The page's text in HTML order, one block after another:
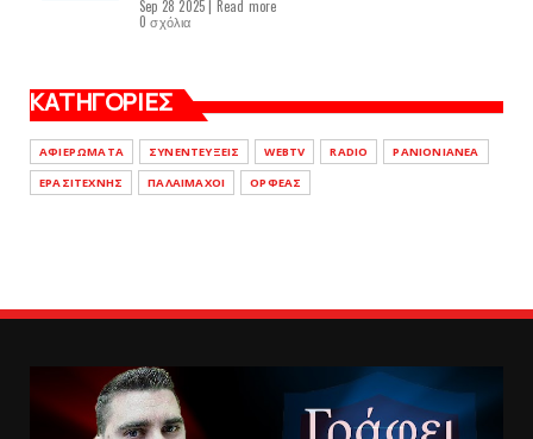
Sep 28 2025 | Read more
0 σχόλια
ΚΑΤΗΓΟΡΙΕΣ
ΑΦΙΕΡΩΜΑΤΑ ΣΥΝΕΝΤΕΥΞΕΙΣ WEBTV RADIO
PANIONIANEA
ΕΡΑΣΙΤΕΧΝΗΣ
ΠΑΛΑΙΜΑΧΟΙ ΟΡΦΕΑΣ